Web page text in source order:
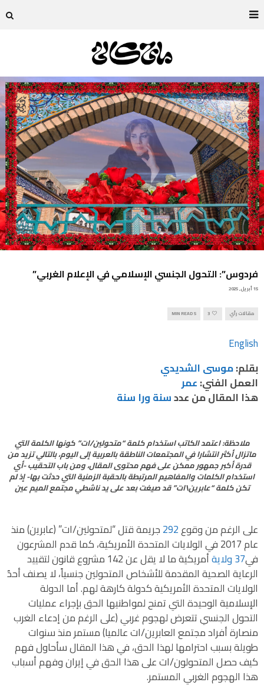
فردوس”: التحول الجنسي الإسلامي في الإعلام الغربي”
15 أبريل, 2025
مقالات رأي 3
5 MIN READ
English
بقلم:موسى الشديدي
العمل الفني:عمر
هذا المقال من عددسنة ورا سنة
ملاحظة: اعتمد الكاتب استخدام كلمة “متحولين/ات” كونها الكلمة التي
ماتزال أكثر انتشارا في المجتمعات الناطقة بالعربية إلى اليوم، بالتالي تزيد من
قدرة أكبر جمهور ممكن على فهم محتوى المقال، ومن باب التحقيب -أي
استخدام الكلمات والمفاهيم المرتبطة بالحقبة الزمنية التي حدثت بها- إذ لم
تكن كلمة “عابرين\ات” قد صيغت بعد على يد ناشطي مجتمع الميم عين
على الرغم من وقوع292جريمة قتل “لمتحولين/ات” (عابرين) منذ
عام 2017 في الولايات المتحدة الأمريكية، كما قدم المشرعون
في37 ولاية أمريكية ما لا يقل عن 142 مشروع قانون لتقييد
الرعاية الصحية المقدمة للأشخاص المتحولين جنسياً، لا يصنف أحدٌ
الولايات المتحدة الأمريكية كدولة كارهة لهم. أما الدولة
الإسلامية الوحيدة التي تمنح لمواطنيها الحق بإجراء عمليات
التحول الجنسي تتعرض لهجوم غربي (على الرغم من إدعاء الغرب
منصارة أفراد مجتمع العابرين/ات عالميا) مستمر منذ سنوات
طويلة بسبب احترامها لهذا الحق، في هذا المقال سأحاول فهم
كيف حصل المتحولون/ات على هذا الحق في إيران وفهم أسباب
هذا الهجوم الغربي المستمر.